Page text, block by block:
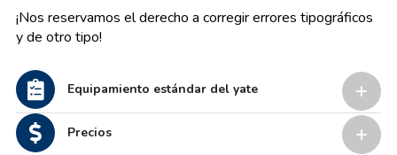
¡Nos reservamos el derecho a corregir errores tipográficos
y de otro tipo!
Equipamiento estándar del yate
Precios